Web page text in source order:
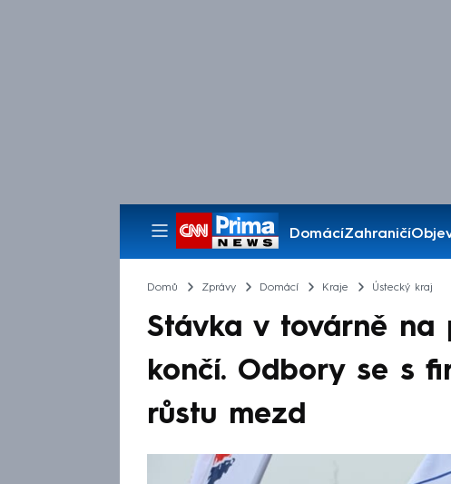
DomácíZahraničí
Pořady
Domů Zprávy Domácí Kraje Ústecký kraj
Stávka v továrně na
končí. Odbory se s
růstu mezd